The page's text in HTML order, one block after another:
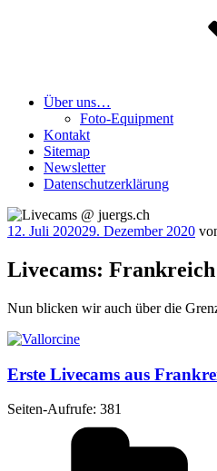
Über uns…
Foto-Equipment
Kontakt
Sitemap
Newsletter
Datenschutzerklärung
Veröffentlicht
12. Juli 202029. Dezember 2020
Livecams: Frankreich
Nun bli­cken wir auch über die
Erste Livecams aus
Sei­ten-Auf­ru­fe: 381